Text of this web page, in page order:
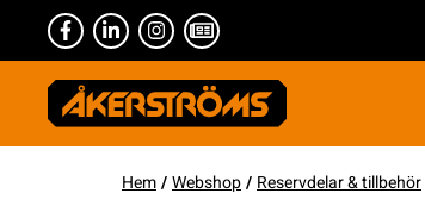
Hem/Webshop/ Reservdelar & tillbehör